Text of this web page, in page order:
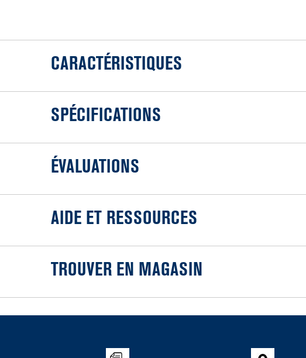
CARACTÉRISTIQUES
SPÉCIFICATIONS
ÉVALUATIONS
AIDE ET RESSOURCES
TROUVER EN MAGASIN
added